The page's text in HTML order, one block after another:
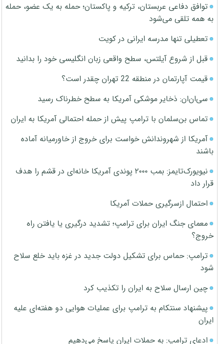
توافق دفاعی عربستان، ترکیه و پاکستان؛ حمله به یک عضو، حمله
به همه تلقی می‌شود
تعطیلی تنها مدرسه ایرانی در کویت
قبل از شروع آیلتس، سطح واقعی زبان انگلیسی خود را بدانید
قیمت آپارتمان در منطقه 22 تهران چقدر است؟
سی‌ان‌ان: ذخایر موشکی آمریکا به سطح خطرناک رسید
تماس بن‌سلمان با ترامپ پیش از حمله احتمالی آمریکا به ایران
آمریکا از شهروندانش خواست برای خروج از خاورمیانه آماده
باشند
نیویورک‌تایمز: بمب ۲۰۰۰ پوندی آمریکا خانه‌ای در قشم را هدف
قرار داد
احتمال ازسرگیری حملات آمریکا
معمای جنگ ایران برای ترامپ؛ تشدید درگیری یا یافتن راه
خروج؟
ترامپ: حماس برای تشکیل دولت جدید در غزه باید خلع سلاح
شود
چین ارسال سلاح به ایران را تکذیب کرد
پیشنهاد سنتکام به ترامپ برای عملیات هوایی دو هفته‌ای علیه
ایران
ادعای ترامپ: به حملات ایران پاسخ می‌دهیم